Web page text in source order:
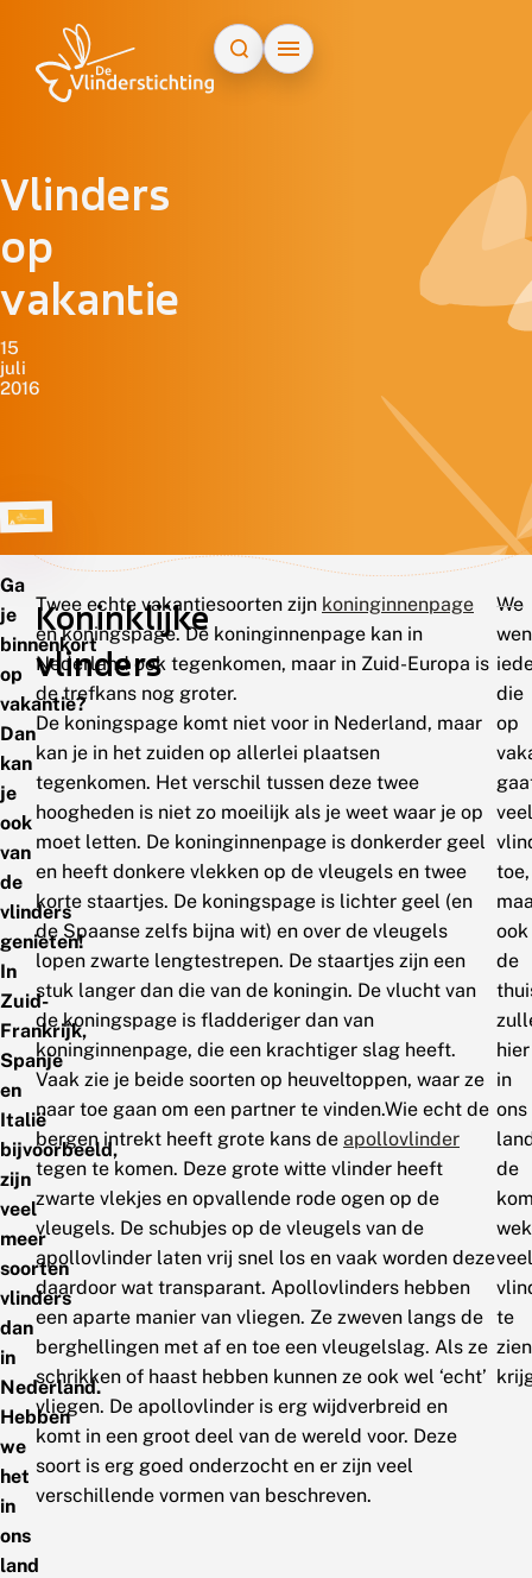
Vlinders
op
vakantie
15
juli
2016
Ga
je
binnenkort
op
vakantie?
Dan
kan
je
ook
van
de
vlinders
genieten!
In
Zuid-
Frankrijk,
Spanje
en
Italië
bijvoorbeeld,
zijn
veel
meer
soorten
vlinders
dan
in
Nederland.
Hebben
we
het
in
ons
land
Koninklijke
vlinders
Twee echte vakantiesoorten zijn koninginnenpage
en koningspage. De koninginnenpage kan in
Nederland ook tegenkomen, maar in Zuid-Europa is
de trefkans nog groter.
De koningspage komt niet voor in Nederland, maar
kan je in het zuiden op allerlei plaatsen
tegenkomen. Het verschil tussen deze twee
hoogheden is niet zo moeilijk als je weet waar je op
moet letten. De koninginnenpage is donkerder geel
en heeft donkere vlekken op de vleugels en twee
korte staartjes. De koningspage is lichter geel (en
de Spaanse zelfs bijna wit) en over de vleugels
lopen zwarte lengtestrepen. De staartjes zijn een
stuk langer dan die van de koningin. De vlucht van
de koningspage is fladderiger dan van
koninginnenpage, die een krachtiger slag heeft.
Vaak zie je beide soorten op heuveltoppen, waar ze
naar toe gaan om een partner te vinden.Wie echt de
bergen intrekt heeft grote kans de apollovlinder
tegen te komen. Deze grote witte vlinder heeft
zwarte vlekjes en opvallende rode ogen op de
vleugels. De schubjes op de vleugels van de
apollovlinder laten vrij snel los en vaak worden deze
daardoor wat transparant. Apollovlinders hebben
een aparte manier van vliegen. Ze zweven langs de
berghellingen met af en toe een vleugelslag. Als ze
schrikken of haast hebben kunnen ze ook wel ‘echt’
vliegen. De apollovlinder is erg wijdverbreid en
komt in een groot deel van de wereld voor. Deze
soort is erg goed onderzocht en er zijn veel
verschillende vormen van beschreven.
We
die
op
veel
toe,
ook
de
hier
in
ons
de
veel
te
zien